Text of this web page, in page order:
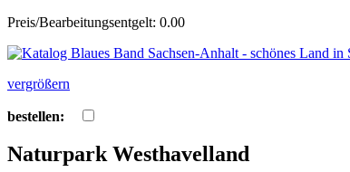
Preis/Bearbeitungsentgelt: 0.00
vergrößern
bestellen:
Naturpark Westhavelland